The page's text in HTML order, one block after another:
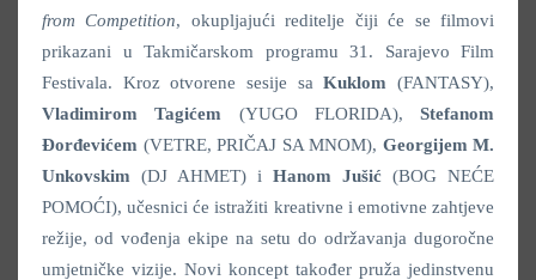
from Competition, okupljajući reditelje čiji će se filmovi
prikazani u Takmičarskom programu 31. Sarajevo Film
Festivala. Kroz otvorene sesije saKuklom (FANTASY),
Vladimirom Tagićem (YUGO FLORIDA), Stefanom
Đorđevićem (VETRE, PRIČAJ SA MNOM), Georgijem M.
Unkovskim (DJ AHMET) i Hanom Jušić (BOG NEĆE
POMOĆI), učesnici će istražiti kreativne i emotivne zahtjeve
režije, od vođenja ekipe na setu do održavanja dugoročne
umjetničke vizije. Novi koncept također pruža jedinstvenu